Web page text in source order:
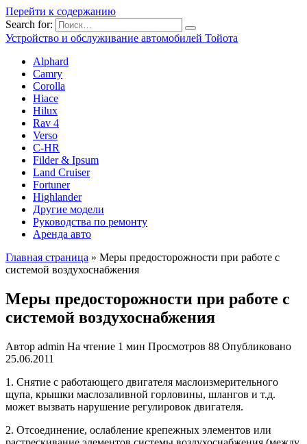
Перейти к содержанию
Search for:
Устройство и обслуживание автомобилей Тойота
Alphard
Camry
Corolla
Hiace
Hilux
Rav 4
Verso
C-HR
Filder & Ipsum
Land Cruiser
Fortuner
Highlander
Другие модели
Руководства по ремонту
Аренда авто
Главная страница » Меры предосторожности при работе с
системой воздухоснабжения
Меры предосторожности при работе с
системой воздухоснабжения
Автор admin На чтение 1 мин Просмотров 88 Опубликовано
25.06.2011
1. Снятие с работающего двигателя маслоизмерительного
щупа, крышки маслозаливной горловины, шлангов и т.д.
может вызвать нарушение регули­ровок двигателя.
2. Отсоединение, ослабление крепеж­ных элементов или